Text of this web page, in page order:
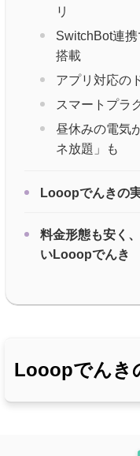
リ
SwitchBot連
搭載
アプリ対応の
スマートプラ
昼休みの電気
ネ放題」も
Looopでんきの
料金形態も安く
いLooopでんき
Looopでんき